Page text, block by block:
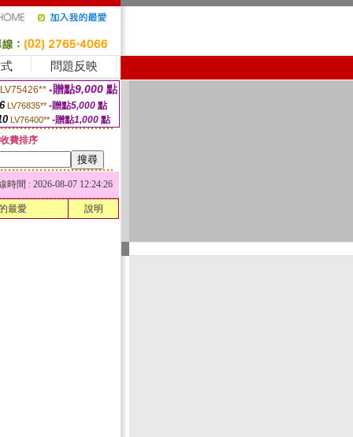
問題反映
LV75426** -贈點9,000 點
LV76835** -贈點5,000點
LV76400** -贈點1,000 點
費排序
時間 : 2026-08-07 12:24:26
最愛 說明